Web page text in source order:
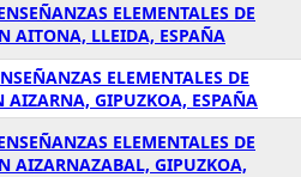
ELEMENTALES DE
AITONA, LLEIDA, ESPAÑA
ELEMENTALES DE
AIZARNA, GIPUZKOA, ESPAÑA
ELEMENTALES DE
AIZARNAZABAL, GIPUZKOA,